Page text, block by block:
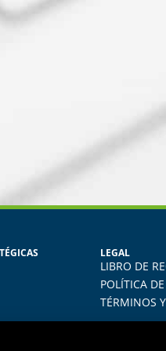
en Recursos Humanos
lo aprendido en mi
como jefe de RRHH
laboro.
LEGAL
LIBRO DE
POLÍTICA
TÉRMINOS